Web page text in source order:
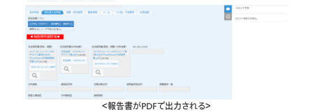
＜報告書がPDFで出力される＞